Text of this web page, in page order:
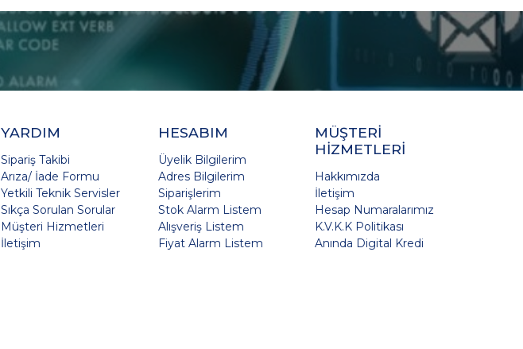
YARDIM
Sipariş Takibi
Arıza/ İade Formu
Yetkili Teknik Servisler
Sıkça Sorulan Sorular
Müşteri Hizmetleri
İletişim
HESABIM
Üyelik Bilgilerim
Adres Bilgilerim
Siparişlerim
Stok Alarm Listem
Alışveriş Listem
Fiyat Alarm Listem
MÜŞTERİ
HİZMETLERİ
Hakkımızda
İletişim
Hesap Numaralarımız
K.V.K.K Politikası
Anında Digital Kredi